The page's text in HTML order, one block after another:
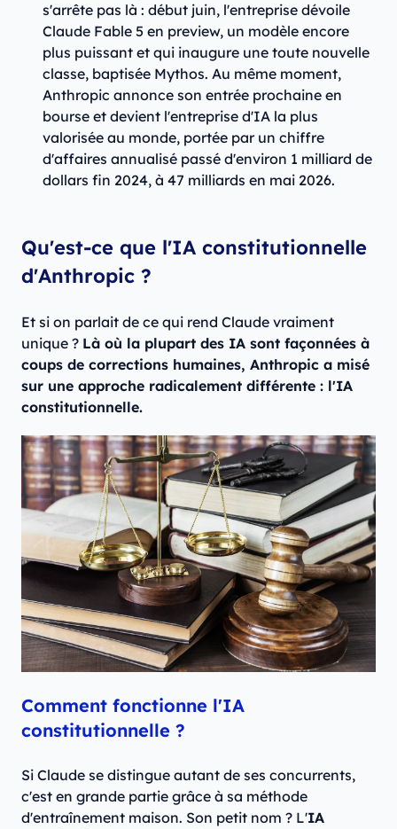
s'arrête pas là : début juin, l'entreprise dévoile
Claude Fable 5 en preview, un modèle encore
plus puissant et qui inaugure une toute nouvelle
classe, baptisée Mythos. Au même moment,
Anthropic annonce son entrée prochaine en
bourse et devient l'entreprise d'IA la plus
valorisée au monde, portée par un chiffre
d'affaires annualisé passé d'environ 1 milliard de
dollars fin 2024, à 47 milliards en mai 2026.
Qu'est-ce que l'IA constitutionnelle
d'Anthropic ?
Et si on parlait de ce qui rend Claude vraiment
unique ? Là où la plupart des IA sont façonnées à
coups de corrections humaines, Anthropic a misé
sur une approche radicalement différente : l'IA
constitutionnelle.
Comment fonctionne l'IA
constitutionnelle ?
Si Claude se distingue autant de ses concurrents,
c'est en grande partie grâce à sa méthode
d'entraînement maison. Son petit nom ? L'IA